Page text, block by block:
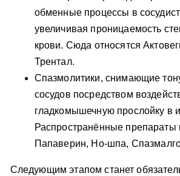
обменные процессы в
увеличивая проницаемость
крови. Сюда относятся
Трентал.
Спазмолитики, снимающие
сосудов посредством
гладкомышечную прослойку в
Распространённые препараты
Папаверин, Но-шпа,
Следующим этапом станет